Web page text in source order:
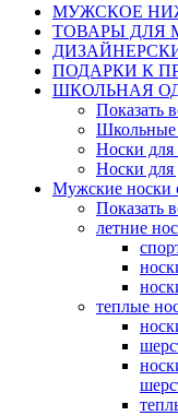
МУЖСКОЕ
ТОВАРЫ ДЛЯ
ПОДАРКИ К
ШКОЛЬНАЯ
Показать
Школьные
Носки для
Носки для
Мужские носки
Показать
летние
теплые